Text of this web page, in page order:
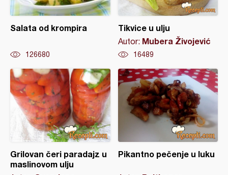
Salata od krompira
126680
Tikvice u ulju
Autor: Mubera Živojević
16489
Grilovan čeri paradajz u
maslinovom ulju
Pikantno pečenje u luku